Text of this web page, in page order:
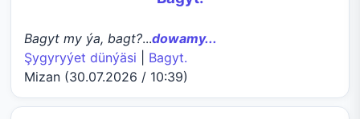
Bagyt my ýa, bagt?...dowamy...
Şygyryýet dünýäsi
Bagyt.
Mizan (30.07.2026 / 10:39)